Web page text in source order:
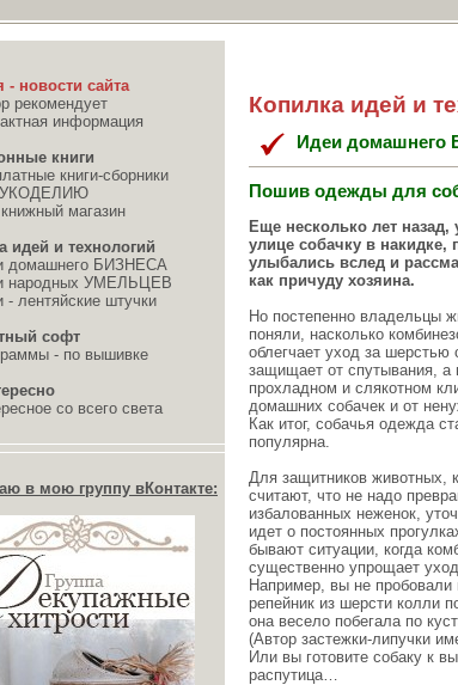
- новости сайта
рекомендует
информация
книги
книги-сборники
магазин
идей и технологий
домашнего БИЗНЕСА
народных УМЕЛЬЦЕВ
- лентяйские штучки
софт
- по вышивке
со всего света
в мою группу вКонтакте:
Копилка идей и
Идеи домашнего
Пошив одежды для
Еще несколько лет назад,
улице собачку в накидке,
улыбались вслед и
как причуду хозяина.
Но постепенно владельцы
поняли, насколько
облегчает уход за шерстью
защищает от спутывания, а
прохладном и слякотном
домашних собачек и от
Как итог, собачья одежда
популярна.
Для защитников животных,
считают, что не надо
избалованных неженок,
идет о постоянных
бывают ситуации, когда
существенно упрощает уход
Например, вы не пробовали
репейник из шерсти колли
она весело побегала по
(Автор застежки-липучки
Или вы готовите собаку к
распутица…